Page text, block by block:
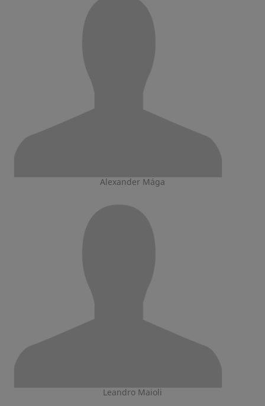
Alexander Mága
Leandro Maioli